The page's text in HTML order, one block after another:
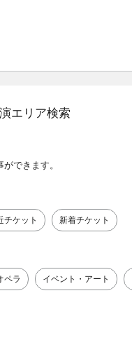
エリア検索
できます。
チケット 新着チケット
ペラ イベント・アート